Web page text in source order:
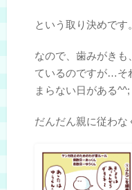
という取り決めです。
なので、歯みがきも
ているのですが…そ
まらない日がある^^;
だんだん親に従わ